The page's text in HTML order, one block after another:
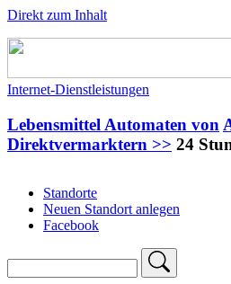
Direkt zum Inhalt
Internet-Dienstleistungen
Lebensmittel Automaten von
Direktvermarktern >> 24
Main
navigation
Standorte
Neuen Standort anlegen
Facebook